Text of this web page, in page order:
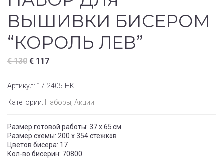
ВЫШИВКИ БИСЕРОМ
“КОРОЛЬ ЛЕВ”
€130 € 117
Артикул: 17-2405-НК
Категории: Наборы Акции
Размер готовой работы: 37 x 65 см
Размер схемы: 200 x 354 стежков
Цветов бисера: 17
Кол-во бисерин: 70800